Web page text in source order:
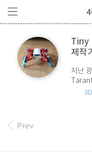
4
Tiny
제작기
지난
으로
노)
야
Prev